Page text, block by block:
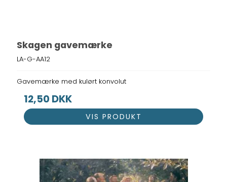
Skagen gavemærke
LA-G-AA12
Gavemærke med kulørt konvolut
12,50 DKK
VIS PRODUKT